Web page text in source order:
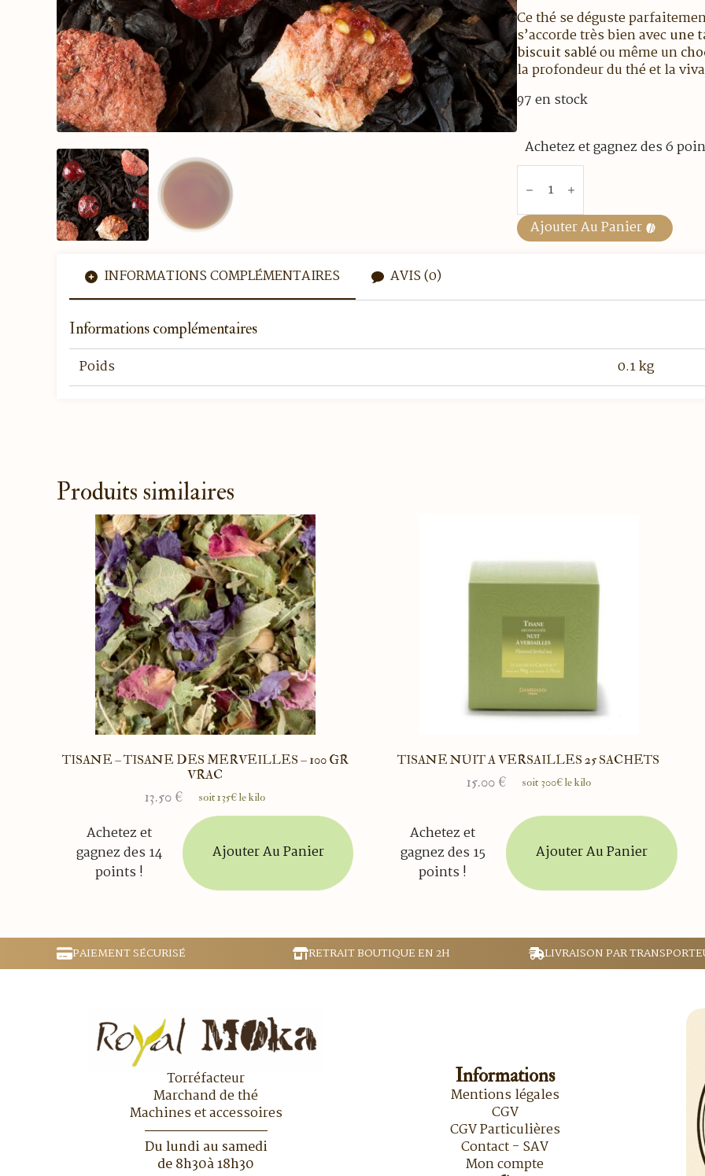
Ce thé se déguste
s’accorde très bien avecune
biscuit sabléou même un
la profondeur du thé et la
97 en stock
Achetez et gagnez des 6
quantité
Thé
-
4
Fruits
gr
Ajouter Au Panier
INFORMATIONS COMPLÉMENTAIRES AVIS (0)
Informations complémentaires
Poids 0.1 kg
Produits similaires
TISANE – TISANE DES MERVEILLES – 100 GR
VRAC
13.50 € soit 135€ le kilo
Achetez et
gagnez des 14
points !
Ajouter Au Panier
TISANE NUIT A VERSAILLES 25 SACHETS
15.00 € soit 300€ le kilo
Achetez et
gagnez des 15
points !
Ajouter Au Panier
PAIEMENT SÉCURISÉ RETRAIT BOUTIQUE EN 2H LIVRAISON PAR
Torréfacteur
Marchand de thé
Machines et accessoires
Du lundi au samedi
de 8h30à 18h30
Informations
Mentions légales
CGV
CGV Particulières
Contact - SAV
Mon compte